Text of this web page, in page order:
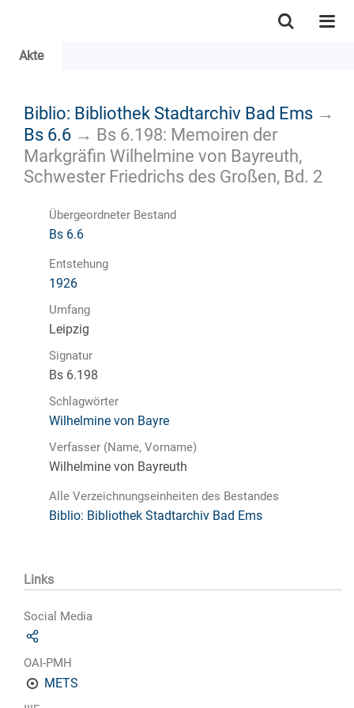
Akte
Biblio: Bibliothek Stadtarchiv Bad Ems →
Bs 6.6 → Bs 6.198: Memoiren der
Markgräfin Wilhelmine von Bayreuth,
Schwester Friedrichs des Großen, Bd. 2
Übergeordneter Bestand
Bs 6.6
Entstehung
1926
Umfang
Leipzig
Signatur
Bs 6.198
Schlagwörter
Wilhelmine von Bayre
Verfasser (Name, Vorname)
Wilhelmine von Bayreuth
Alle Verzeichnungseinheiten des Bestandes
Biblio: Bibliothek Stadtarchiv Bad Ems
Links
Social Media
OAI-PMH
METS